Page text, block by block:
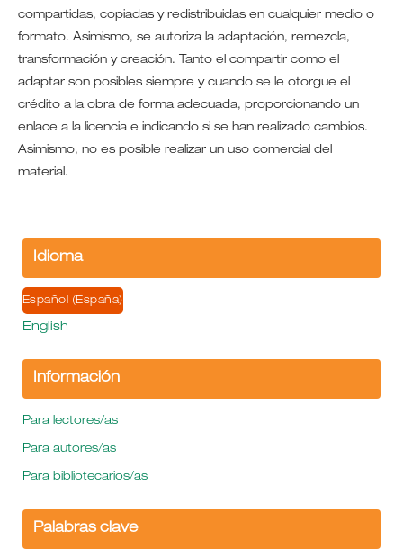
compartidas, copiadas y redistribuidas en cualquier medio o
formato. Asimismo, se autoriza la adaptación, remezcla,
transformación y creación. Tanto el compartir como el
adaptar son posibles siempre y cuando se le otorgue el
crédito a la obra de forma adecuada, proporcionando un
enlace a la licencia e indicando si se han realizado cambios.
Asimismo, no es posible realizar un uso comercial del
material.
Idioma
Español (España)
English
Información
Para lectores/as
Para autores/as
Para bibliotecarios/as
Palabras clave